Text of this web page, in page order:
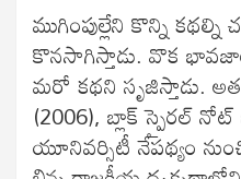
ముగింపుల్లేని కొన్ని కథల్ని
కొనసాగిస్తాడు. వొక
మరో కథని సృజిస్తాడు.
(2006), బ్లాక్ స్పైరల్
యూనివర్సిటీ నేపథ్యం